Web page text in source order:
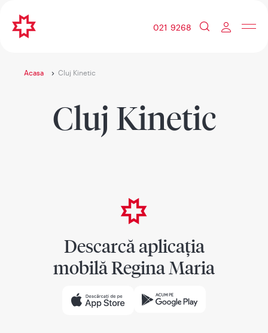
021 9268
Acasa Cluj Kinetic
Cluj Kinetic
Descarcă aplicația
mobilă Regina Maria